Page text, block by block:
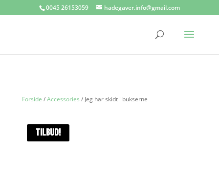
0045 26153059 hadegaver.info@gmail.com
Forside /Accessories / Jeg har skidt i bukserne
TILBUD!